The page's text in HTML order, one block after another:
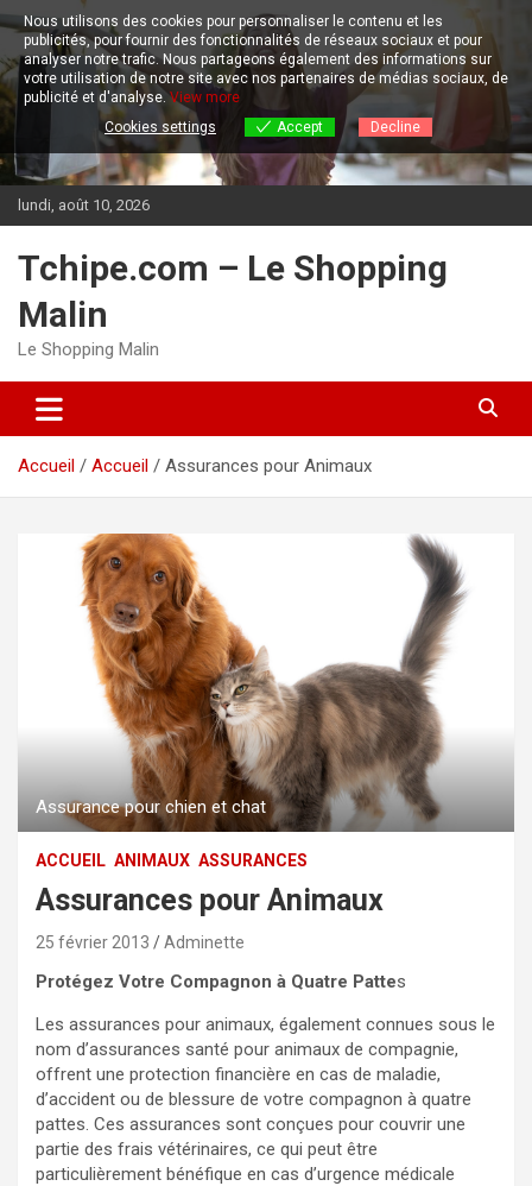
Aller
au
contenu
lundi, août 10, 2026
Tchipe.com – Le Shopping
Malin
Le Shopping Malin
Accueil Accueil Assurances pour Animaux
Assurance pour chien et chat
ACCUEIL ANIMAUX ASSURANCES
Assurances pour Animaux
25 février 2013 Adminette
Protégez Votre Compagnon à Quatre Pattes
Les assurances pour animaux, également connues sous le
nom d’assurances santé pour animaux de compagnie,
offrent une protection financière en cas de maladie,
d’accident ou de blessure de votre compagnon à quatre
pattes. Ces assurances sont conçues pour couvrir une
partie des frais vétérinaires, ce qui peut être
particulièrement bénéfique en cas d’urgence médicale
Nous utilisons des cookies pour personnaliser le contenu et les
publicités, pour fournir des fonctionnalités de réseaux sociaux et pour
analyser notre trafic.Nous partageons également des informations sur
votre utilisation de notre site avec nos partenaires de médias sociaux, de
publicité et d'analyse. View more
Cookies settings
Accept Decline